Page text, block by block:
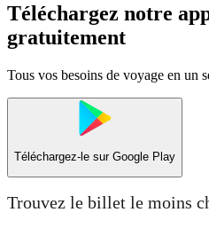
Téléchargez notre
gratuitement
Tous vos besoins de voyage en un
Téléchargez-le sur Google Play
Trouvez le billet le moins